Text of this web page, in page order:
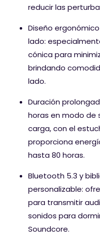
reducir las
Diseño
lado:
cónica para
brindando
lado.
Duración
horas en modo de
carga, con el
proporciona
hasta 80 horas.
Bluetooth 5.3 y
personalizable:
para transmitir
sonidos para
Soundcore.